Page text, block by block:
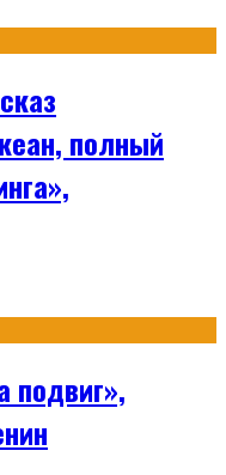
полный
подвиг»,